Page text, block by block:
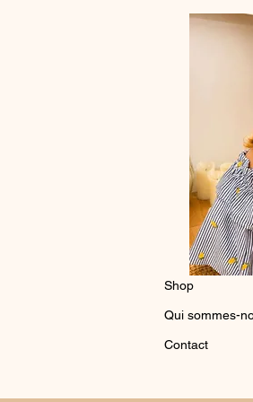
Shop
Qui sommes-
Contact